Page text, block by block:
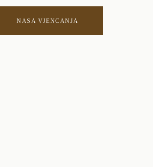
NASA VJENCANJA